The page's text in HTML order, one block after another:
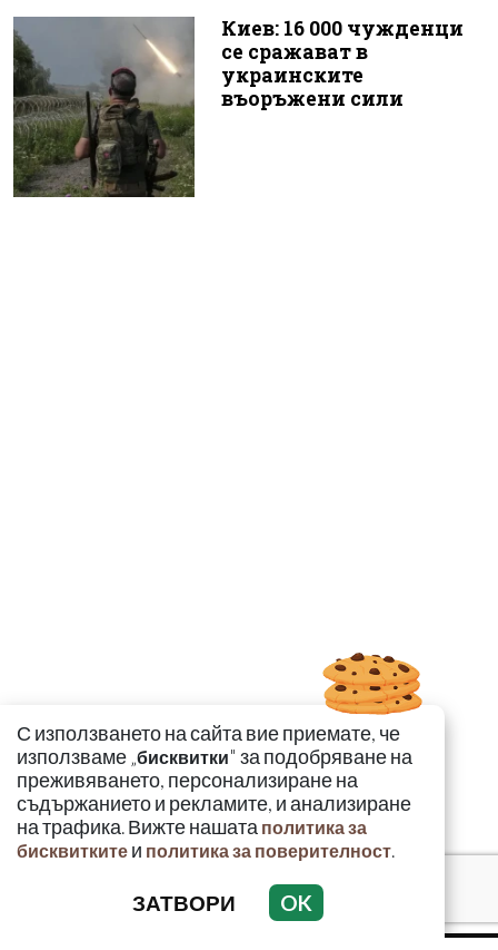
Киев: 16 000 чужденци
се сражават в
украинските
въоръжени сили
С използването на сайта вие приемате, че
използваме „бисквитки" за подобряване на
преживяването, персонализиране на
съдържанието и рекламите, и анализиране
на трафика. Вижте нашата политика за
бисквитките и политика за поверителност.
ЗАТВОРИ OK